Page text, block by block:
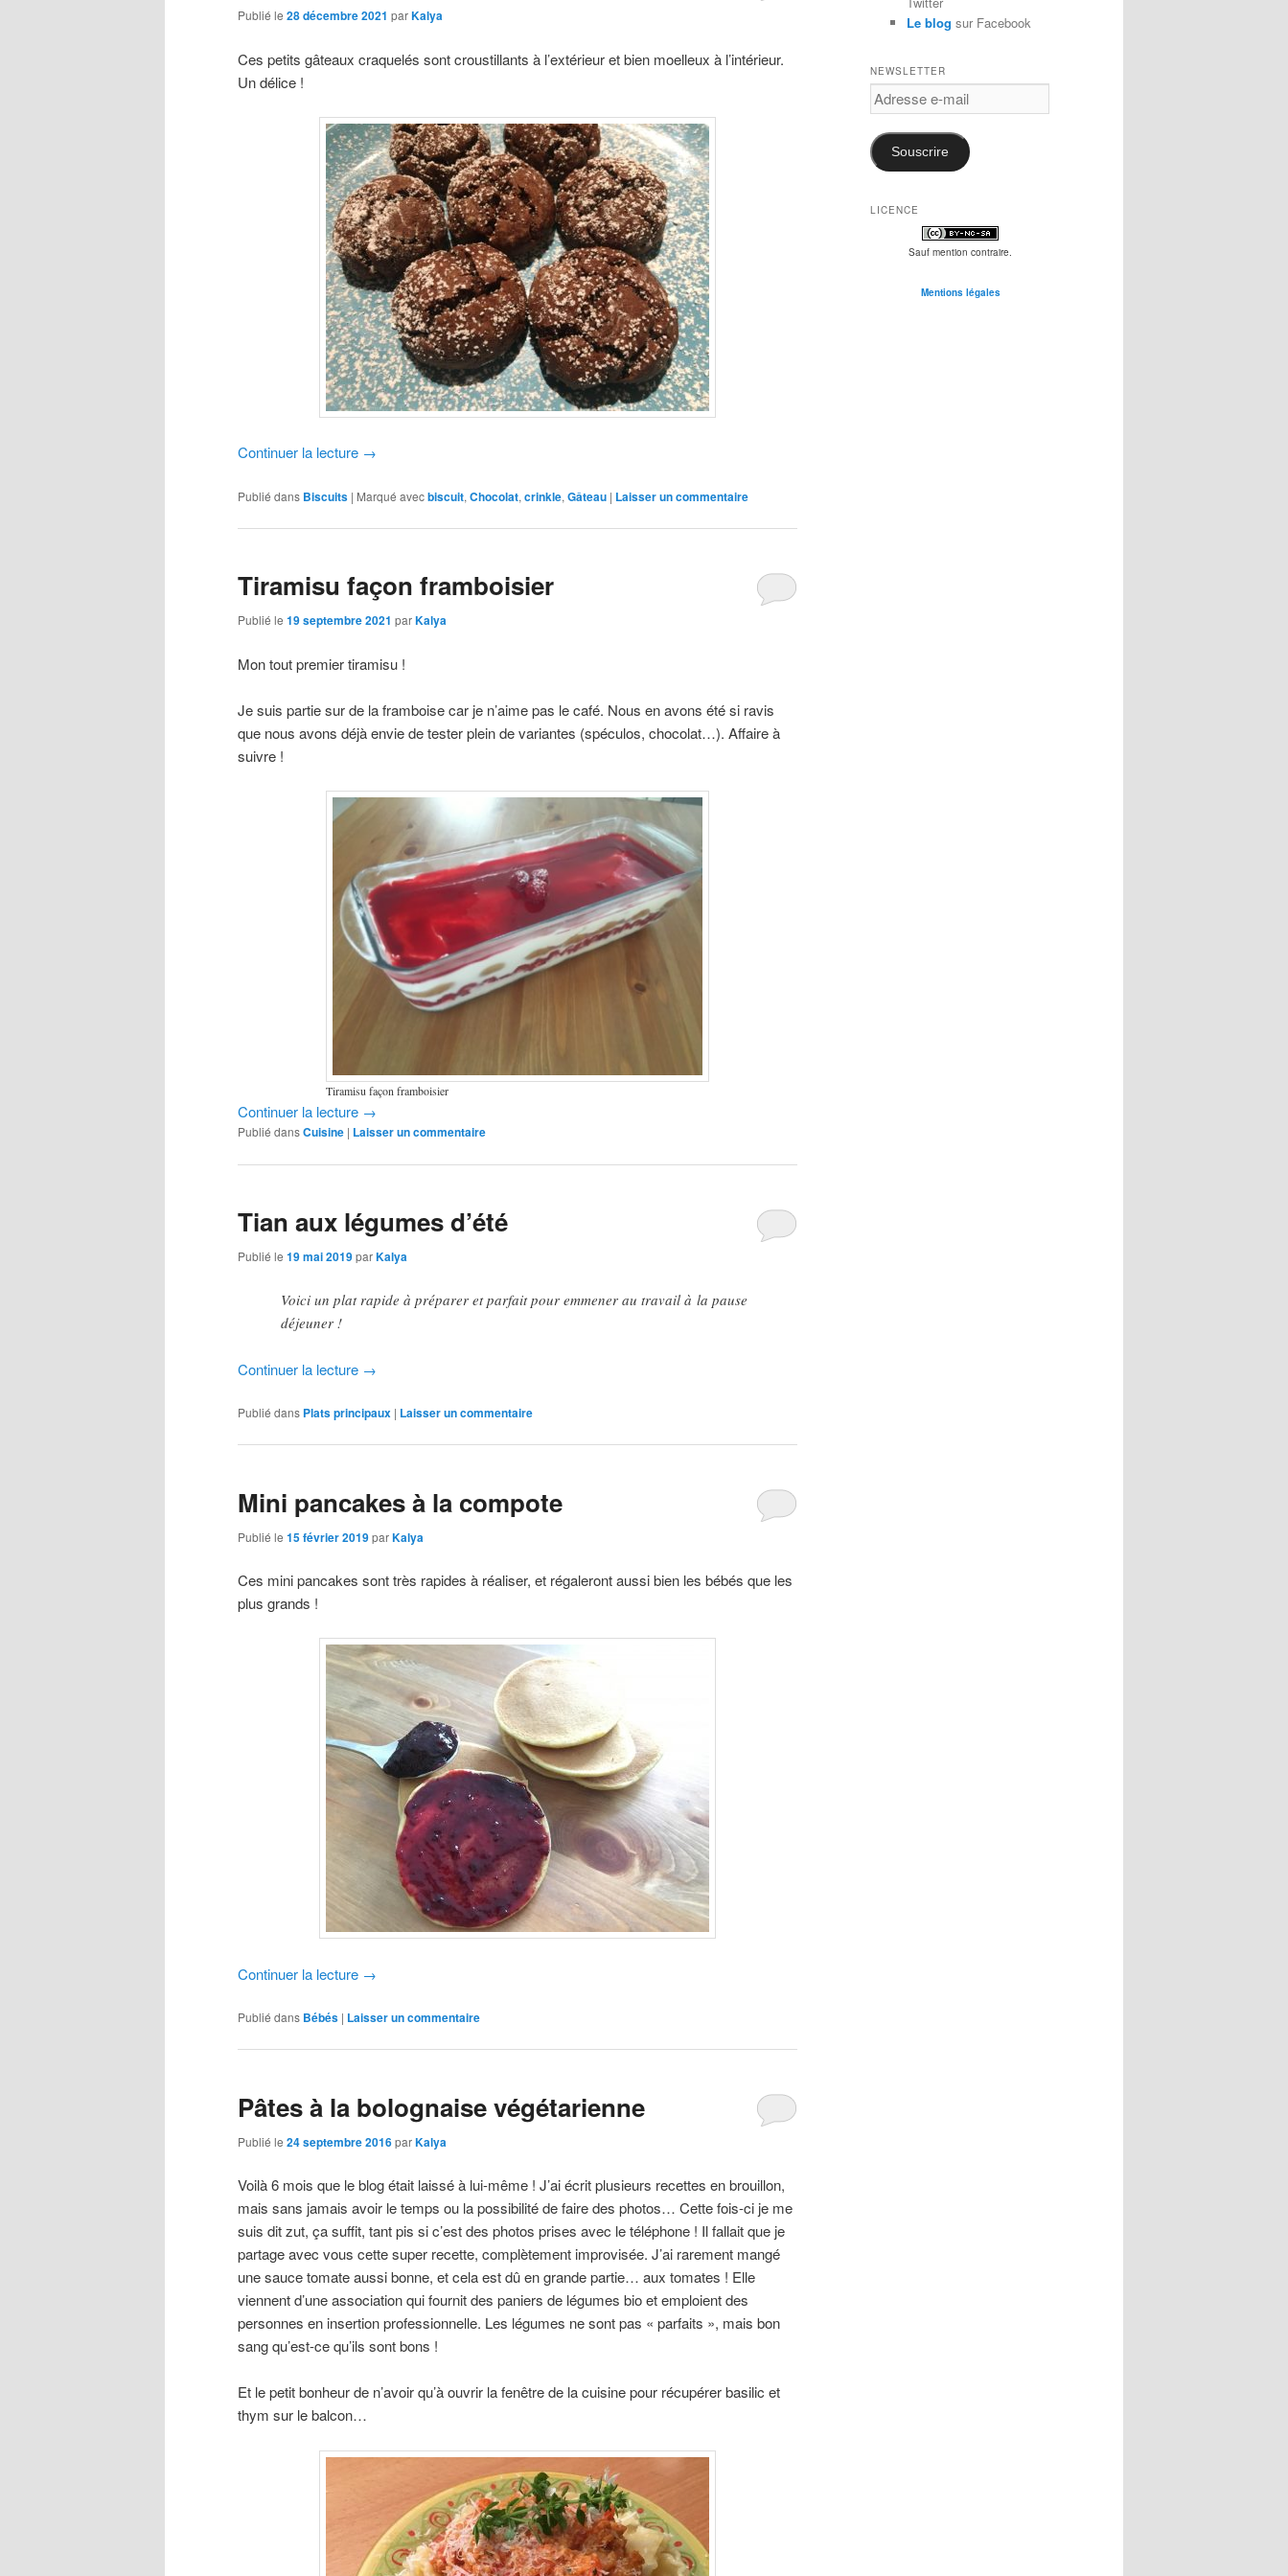
Publié le 28 décembre 2021 parKalya
Ces petits gâteaux craquelés sont croustillants à l’extérieur et bien moelleux à l’intérieur.
Un délice !
Continuer la lecture →
Publié dans Biscuits | Marqué avecbiscuit, Chocolat, crinkle, Gâteau | Laisser un commentaire
Tiramisu façon framboisier
Publié le 19 septembre 2021 parKalya
Mon tout premier tiramisu !
Je suis partie sur de la framboise car je n’aime pas le café. Nous en avons été si ravis
que nous avons déjà envie de tester plein de variantes (spéculos, chocolat…). Affaire à
suivre !
Tiramisu façon framboisier
Continuer la lecture →
Publié dansCuisine | Laisser un commentaire
Tian aux légumes d’été
Publié le 19 mai 2019parKalya
Voici un plat rapide à préparer et parfait pour emmener au travail à la pause
déjeuner !
Continuer la lecture →
Publié dans Plats principaux | Laisser un commentaire
Mini pancakes à la compote
Publié le 15 février 2019parKalya
Ces mini pancakes sont très rapides à réaliser, et régaleront aussi bien les bébés que les
plus grands !
Continuer la lecture →
Publié dans Bébés | Laisser un commentaire
Pâtes à la bolognaise végétarienne
Publié le 24 septembre 2016parKalya
Voilà 6 mois que le blog était laissé à lui-même ! J’ai écrit plusieurs recettes en brouillon,
mais sans jamais avoir le temps ou la possibilité de faire des photos… Cette fois-ci je me
suis dit zut, ça suffit, tant pis si c’est des photos prises avec le téléphone ! Il fallait que je
partage avec vous cette super recette, complètement improvisée. J’ai rarement mangé
une sauce tomate aussi bonne, et cela est dû en grande partie… aux tomates ! Elle
viennent d’une association qui fournit des paniers de légumes bio et emploient des
personnes en insertion professionnelle. Les légumes ne sont pas « parfaits », mais bon
sang qu’est-ce qu’ils sont bons !
Et le petit bonheur de n’avoir qu’à ouvrir la fenêtre de la cuisine pour récupérer basilic et
thym sur le balcon…
Le blog sur Facebook
NEWSLETTER
Adresse
e-
Souscrire
LICENCE
Sauf mention contraire.
Mentions légales